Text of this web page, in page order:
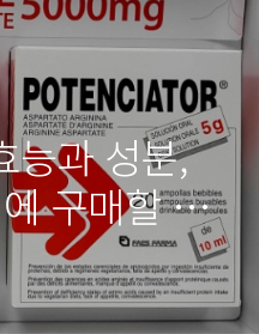
능과 성분,
구매할 수
국, 공구 비